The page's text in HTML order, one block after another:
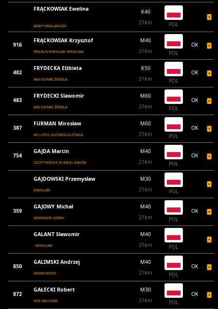
FRĄCKOWIAK Ewelina
AMAT*ORKA JAROCIN
K40
21km
POL
916
FRĄCKOWIAK Krzysztof
PRO-RUN WROCŁAW WROCŁAW
M40
21km
POL
OK
482
FRYDECKA Elżbieta
AKB ESEMAS ŹRÓDŁA
K50
21km
POL
OK
483
FRYDECKI Slawomir
AKB ESEMAS ŹRÓDŁA
M60
21km
POL
OK
387
FURMAN Mirosław
KB LUPUS OLEŚNICA OLEŚNICA
M60
21km
POL
OK
754
GAJDA Marcin
SZCZYTKOWICE W BIEGU BĄKÓW
M40
21km
POL
OK
GAJDOWSKI Przemysław
WROCŁAW
M30
21km
POL
359
GAJOWY Michał
MOKRONOS GÓRNY
M40
21km
POL
OK
GALANT Sławomir
- WROCŁAW
M40
21km
POL
850
GALIMSKI Andrzej
ŚWIEBODZICE
M40
21km
POL
OK
872
GAŁECKI Robert
HFB KIEŁCZÓW
M30
21km
POL
OK